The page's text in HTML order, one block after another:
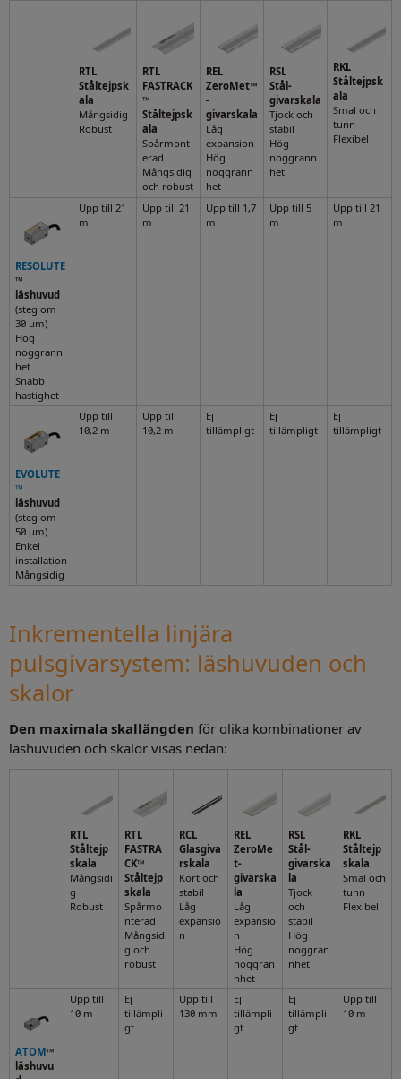
RTL
Ståltejpsk
ala
Mångsidig
Robust
RTL
FASTRACK
™
Ståltejpsk
ala
Spårmont
erad
Mångsidig
och robust
REL
ZeroMet™
-
givarskala
Låg
expansion
Hög
noggrann
het
RSL
Stål-
givarskala
Tjock och
stabil
Hög
noggrann
het
RKL
Ståltejpsk
ala
Smal och
tunn
Flexibel
RESOLUTE
™
läshuvud
(steg om
30 µm)
Hög
noggrann
het
Snabb
hastighet
Upp till 21
m
Upp till 21
m
Upp till 1,7
m
Upp till 5
m
Upp till 21
m
EVOLUTE
™
läshuvud
(steg om
50 µm)
Enkel
installation
Mångsidig
Upp till
10,2 m
Upp till
10,2 m
Ej
tillämpligt
Ej
tillämpligt
Ej
tillämpligt
Inkrementella linjära
pulsgivarsystem: läshuvuden och
skalor
Den maximala skallängden för olika kombinationer av
läshuvuden och skalor visas nedan:
RTL
Ståltejp
skala
Mångsidi
g
Robust
RTL
FASTRA
CK™
Ståltejp
skala
Spårmo
nterad
Mångsidi
g och
robust
RCL
Glasgiva
rskala
Kort och
stabil
Låg
expansio
n
REL
ZeroMe
t-
givarska
la
Låg
expansio
n
Hög
noggran
nhet
RSL
Stål-
givarska
la
Tjock
och
stabil
Hög
noggran
nhet
RKL
Ståltejp
skala
Smal och
tunn
Flexibel
ATOM™
läshuvu
Upp till
10 m
Ej
tillämpli
gt
Upp till
130 mm
Ej
tillämpli
gt
Ej
tillämpli
gt
Upp till
10 m